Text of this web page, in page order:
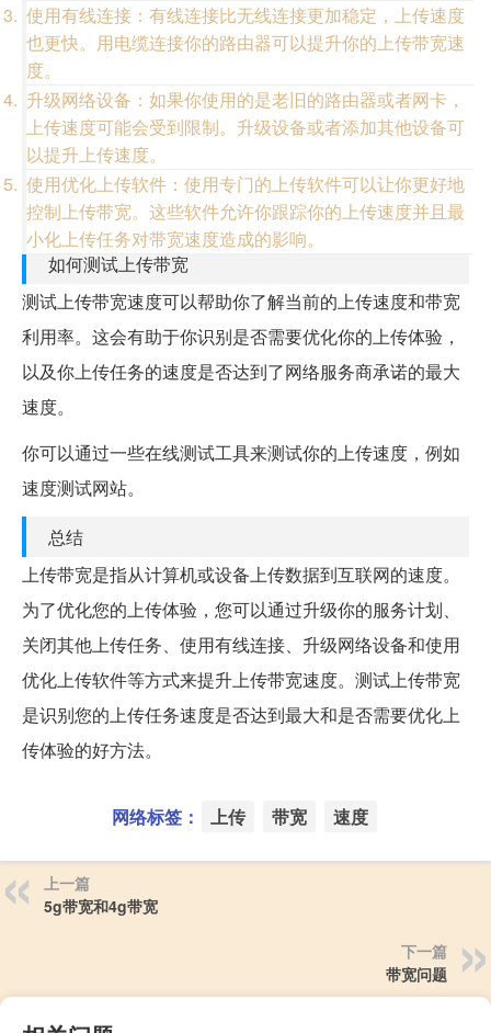
使用有线连接：有线连接比无线连接更加稳定，上传速度
也更快。用电缆连接你的路由器可以提升你的上传带宽速
度。
升级网络设备：如果你使用的是老旧的路由器或者网卡，
上传速度可能会受到限制。升级设备或者添加其他设备可
以提升上传速度。
使用优化上传软件：使用专门的上传软件可以让你更好地
控制上传带宽。这些软件允许你跟踪你的上传速度并且最
小化上传任务对带宽速度造成的影响。
如何测试上传带宽
测试上传带宽速度可以帮助你了解当前的上传速度和带宽
利用率。这会有助于你识别是否需要优化你的上传体验，
以及你上传任务的速度是否达到了网络服务商承诺的最大
速度。
你可以通过一些在线测试工具来测试你的上传速度，例如
速度测试网站。
总结
上传带宽是指从计算机或设备上传数据到互联网的速度。
为了优化您的上传体验，您可以通过升级你的服务计划、
关闭其他上传任务、使用有线连接、升级网络设备和使用
优化上传软件等方式来提升上传带宽速度。测试上传带宽
是识别您的上传任务速度是否达到最大和是否需要优化上
传体验的好方法。
网络标签： 上传 带宽 速度
上一篇
5g带宽和4g带宽
下一篇
带宽问题